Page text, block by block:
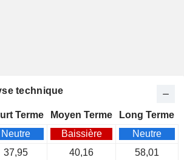
technique
Terme Moyen Terme
Long Terme
Neutre Baissière
Neutre
37,95 40,16
58,01